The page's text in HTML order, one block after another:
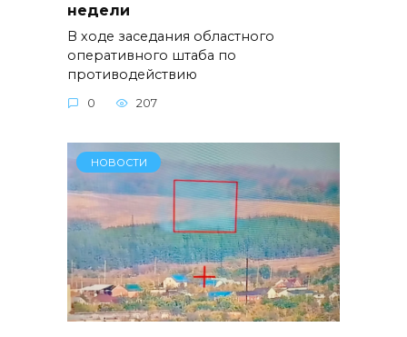
недели
В ходе заседания областного
оперативного штаба по
противодействию
0 207
НОВОСТИ